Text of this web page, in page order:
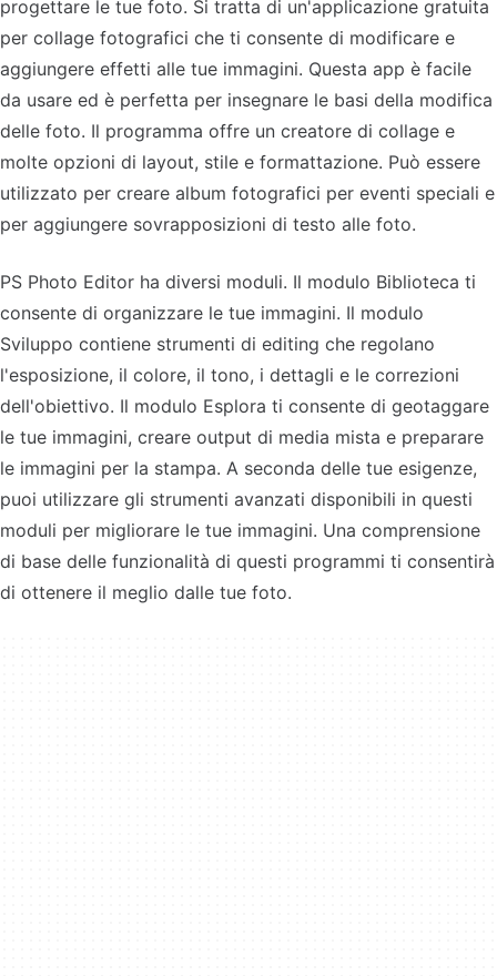
progettare le tue foto. Si tratta di un'applicazione gratuita
per collage fotografici che ti consente di modificare e
aggiungere effetti alle tue immagini. Questa app è facile
da usare ed è perfetta per insegnare le basi della modifica
delle foto. Il programma offre un creatore di collage e
molte opzioni di layout, stile e formattazione. Può essere
utilizzato per creare album fotografici per eventi speciali e
per aggiungere sovrapposizioni di testo alle foto.
PS Photo Editor ha diversi moduli. Il modulo Biblioteca ti
consente di organizzare le tue immagini. Il modulo
Sviluppo contiene strumenti di editing che regolano
l'esposizione, il colore, il tono, i dettagli e le correzioni
dell'obiettivo. Il modulo Esplora ti consente di geotaggare
le tue immagini, creare output di media mista e preparare
le immagini per la stampa. A seconda delle tue esigenze,
puoi utilizzare gli strumenti avanzati disponibili in questi
moduli per migliorare le tue immagini. Una comprensione
di base delle funzionalità di questi programmi ti consentirà
di ottenere il meglio dalle tue foto.